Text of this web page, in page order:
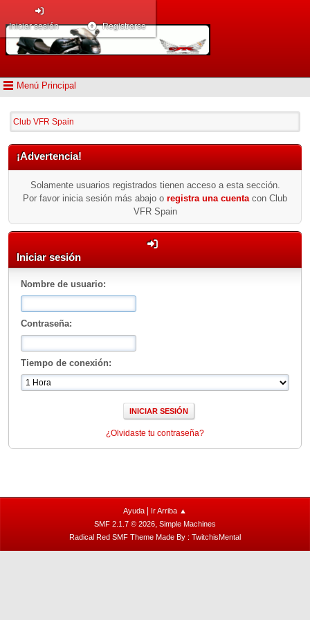
Menú Principal
Iniciar sesión Registrarse
Club VFR Spain
¡Advertencia!
Solamente usuarios registrados tienen acceso a esta sección.
Por favor inicia sesión más abajo o registra una cuenta con Club
VFR Spain
Iniciar sesión
Nombre de usuario:
Contraseña:
Tiempo de conexión:
¿Olvidaste tu contraseña?
Ayuda
Ir Arriba ▲
SMF 2.1.7 © 2026, Simple Machines
Radical Red SMF Theme Made By : TwitchisMental